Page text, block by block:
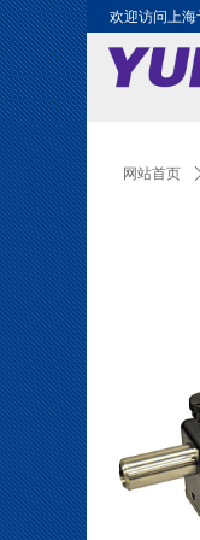
欢迎访问上海
网站首页